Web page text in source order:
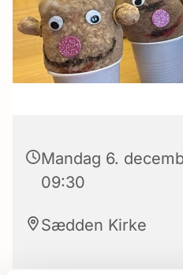
Mandag 6.
09:30
Sædden Kirke